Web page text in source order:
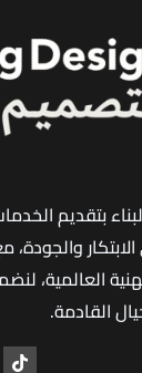
بتقديم
والجودة،
العالمية،
القادمة.